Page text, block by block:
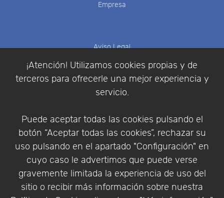
¡Atención! Utilizamos cookies propias y de
terceros para ofrecerle una mejor experiencia y
servicio.
Puede aceptar todas las cookies pulsando el
botón “Aceptar todas las cookies”, rechazar su
uso pulsando en el apartado "Configuración" en
cuyo caso le advertimos que puede verse
gravemente limitada la experiencia de uso del
sitio o recibir más información sobre nuestra
Empresa
Aviso Legal
Política de Privacidad
Condiciones de compra
Identificarse
Empresa|Aviso Legal| Política de Privacidad |
Política de Cookies